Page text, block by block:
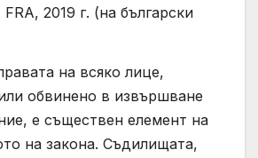
FRA, 2019 г. (на български
на всяко лице,
обвинено в извършване
е съществен елемент на
на закона. Съдилищата,